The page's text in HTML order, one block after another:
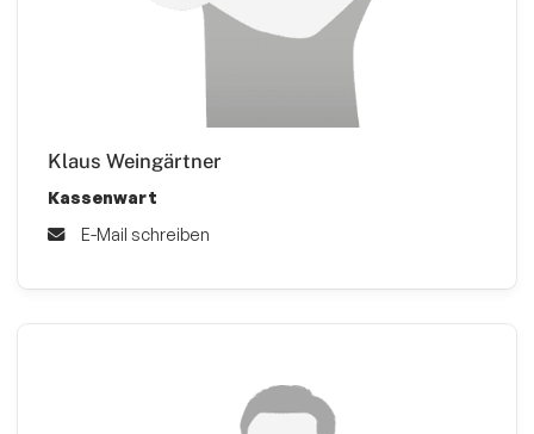
Klaus Weingärtner
Kassenwart
E-Mail schreiben